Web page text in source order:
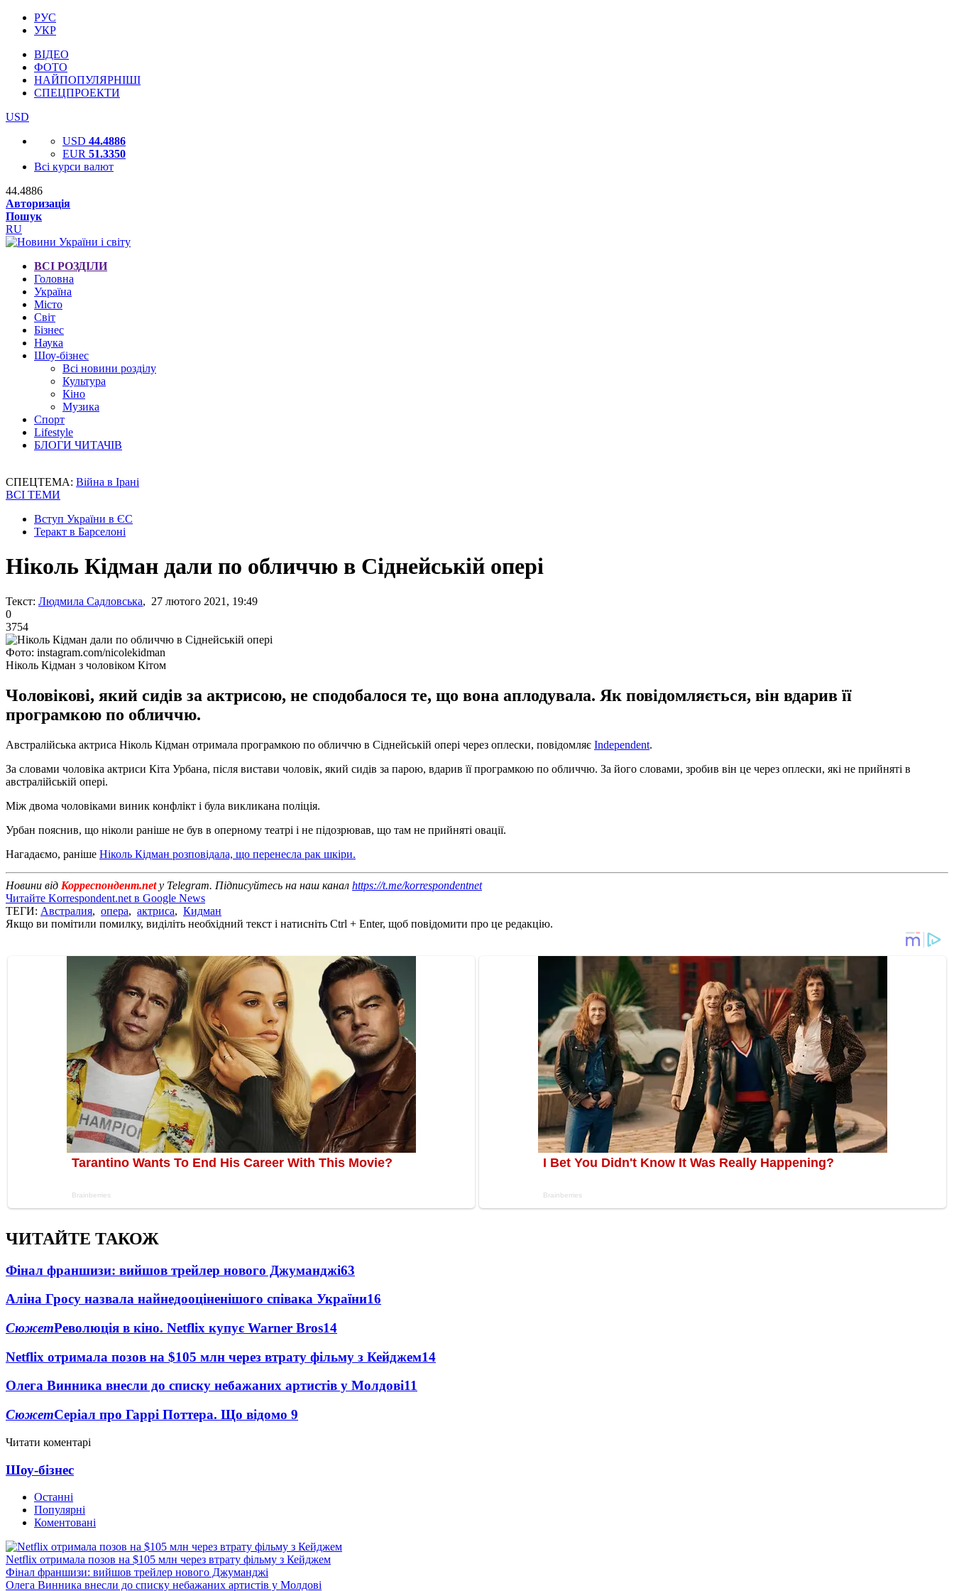
РУС
УКР
ВІДЕО
ФОТО
НАЙПОПУЛЯРНІШІ
СПЕЦПРОЕКТИ
USD
USD 44.4886
EUR 51.3350
Всі курси валют
44.4886
Авторизація
Пошук
RU
ВСІ РОЗДІЛИ
Головна
Україна
Місто
Світ
Бізнес
Наука
Шоу-бізнес
Всі новини розділу
Культура
Кіно
Музика
Спорт
Lifestyle
БЛОГИ ЧИТАЧІВ
СПЕЦТЕМА: Війна в Ірані
ВСІ ТЕМИ
Вступ України в ЄС
Теракт в Барселоні
Ніколь Кідман дали по обличчю в Сіднейській опері
Текст: Людмила Садловська, 27 лютого 2021, 19:49
0
3754
Фото: instagram.com/nicolekidman
Ніколь Кідман з чоловіком Кітом
Чоловікові, який сидів за актрисою, не сподобалося те, що вона аплодувала. Як повідомляється, він вдарив її
програмкою по обличчю.
Австралійська актриса Ніколь Кідман отримала програмкою по обличчю в Сіднейській опері через оплески, повідомляє Independent.
За словами чоловіка актриси Кіта Урбана, після вистави чоловік, який сидів за парою, вдарив її програмкою по обличчю. За його словами, зробив він це через оплески, які не прийняті в
австралійській опері.
Між двома чоловіками виник конфлікт і була викликана поліція.
Урбан пояснив, що ніколи раніше не був в оперному театрі і не підозрював, що там не прийняті овації.
Нагадаємо, раніше Ніколь Кідман розповідала, що перенесла рак шкіри.
Новини від Корреспондент.netу Telegram. Підписуйтесь на наш канал https://t.me/korrespondentnet
Читайте Korrespondent.net в Google News
ТЕГИ: Австралия, опера, актриса, Кидман
Якщо ви помітили помилку, виділіть необхідний текст і натисніть Ctrl + Enter, щоб повідомити про це редакцію.
ЧИТАЙТЕ ТАКОЖ
Фінал франшизи: вийшов трейлер нового Джуманджі63
Аліна Гросу назвала найнедооціненішого співака України16
СюжетРеволюція в кіно. Netflix купує Warner Bros14
Netflix отримала позов на $105 млн через втрату фільму з Кейджем14
Олега Винника внесли до списку небажаних артистів у Молдові11
СюжетСеріал про Гаррі Поттера. Що відомо 9
Читати коментарі
Шоу-бізнес
Останні
Популярні
Коментовані
Netflix отримала позов на $105 млн через втрату фільму з Кейджем
Фінал франшизи: вийшов трейлер нового Джуманджі
Олега Винника внесли до списку небажаних артистів у Молдові